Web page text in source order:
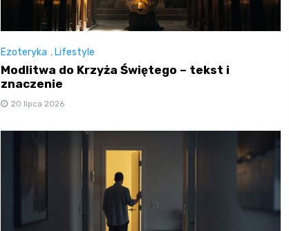
Ezoteryka ,Lifestyle
Modlitwa do Krzyża Świętego – tekst i
znaczenie
20 lipca 2026